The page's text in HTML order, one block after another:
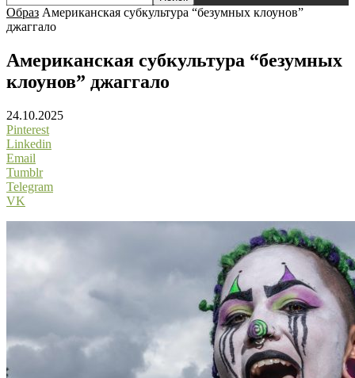
Образ Американская субкультура “безумных клоунов”
джаггало
Американская субкультура “безумных
клоунов” джаггало
24.10.2025
Pinterest
Linkedin
Email
Tumblr
Telegram
VK